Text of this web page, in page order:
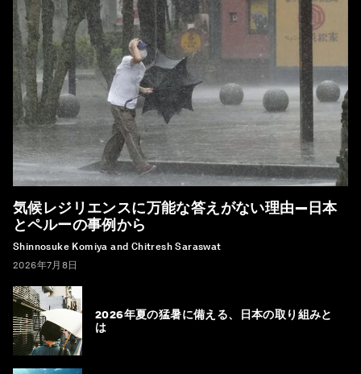
気候レジリエンスに万能な答えがない理由―日本
とペルーの事例から
Shinnosuke Komiya and Chitresh Saraswat
2026年7月8日
2026年夏の猛暑に備える、日本の取り組みと
は